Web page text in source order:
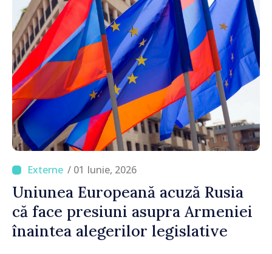
/ 01 Iunie, 2026
Uniunea Europeană acuză Rusia
că face presiuni asupra Armeniei
înaintea alegerilor legislative